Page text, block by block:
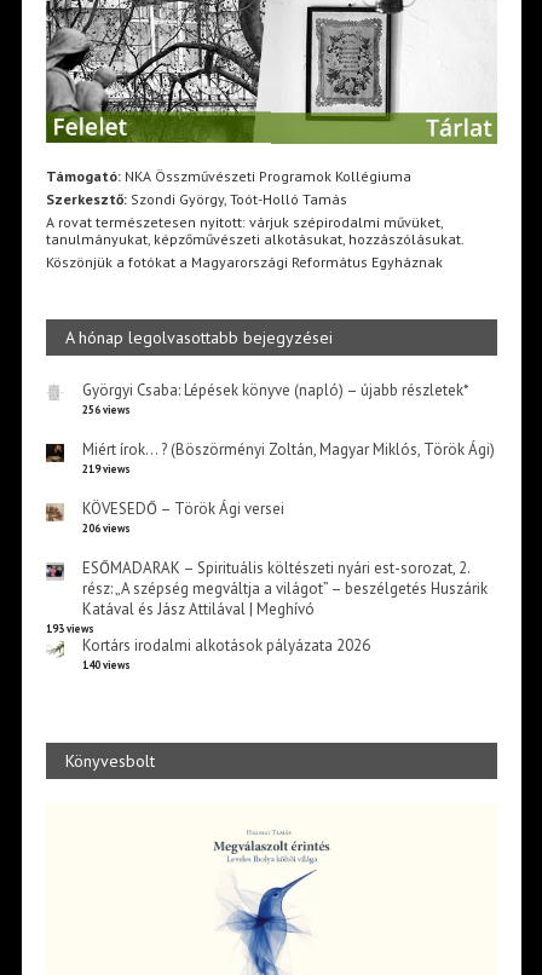
Támogató:NKA Összművészeti Programok Kollégiuma
Szerkesztő:Szondi György, Toót-Holló Tamás
A rovat természetesen nyitott: várjuk szépirodalmi művüket,
tanulmányukat, képzőművészeti alkotásukat, hozzászólásukat.
Köszönjük a fotókat a Magyarországi Református Egyháznak
A hónap legolvasottabb bejegyzései
Györgyi Csaba: Lépések könyve (napló) – újabb részletek*
256 views
Miért írok… ? (Böszörményi Zoltán, Magyar Miklós, Török Ági)
219 views
KÖVESEDŐ – Török Ági versei
206 views
ESŐMADARAK – Spirituális költészeti nyári est-sorozat, 2.
rész: „A szépség megváltja a világot” – beszélgetés Huszárik
Katával és Jász Attilával | Meghívó
193 views
Kortárs irodalmi alkotások pályázata 2026
140 views
Könyvesbolt